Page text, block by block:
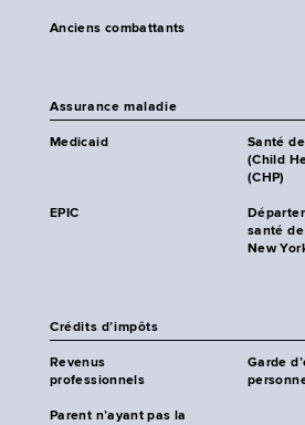
Anciens combattants
Assurance maladie
Medicaid
Santé
(Child
(CHP)
EPIC
santé de
New
Crédits d’impôts
Revenus
professionnels
Garde
Parent n’ayant pas la